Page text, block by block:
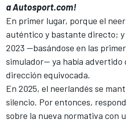
a Autosport.com!
En primer lugar, porque el
auténtico y bastante directo; y
2023 —basándose en las
simulador— ya había advertido
dirección equivocada.
En 2025, el neerlandés se
silencio. Por entonces,
sobre la nueva normativa con